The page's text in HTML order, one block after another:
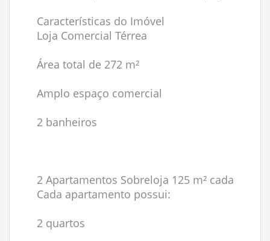
Características do Imóvel
Loja Comercial Térrea
Área total de 272 m²
Amplo espaço comercial
2 banheiros
2 Apartamentos Sobreloja 125 m² cada
Cada apartamento possui:
2 quartos